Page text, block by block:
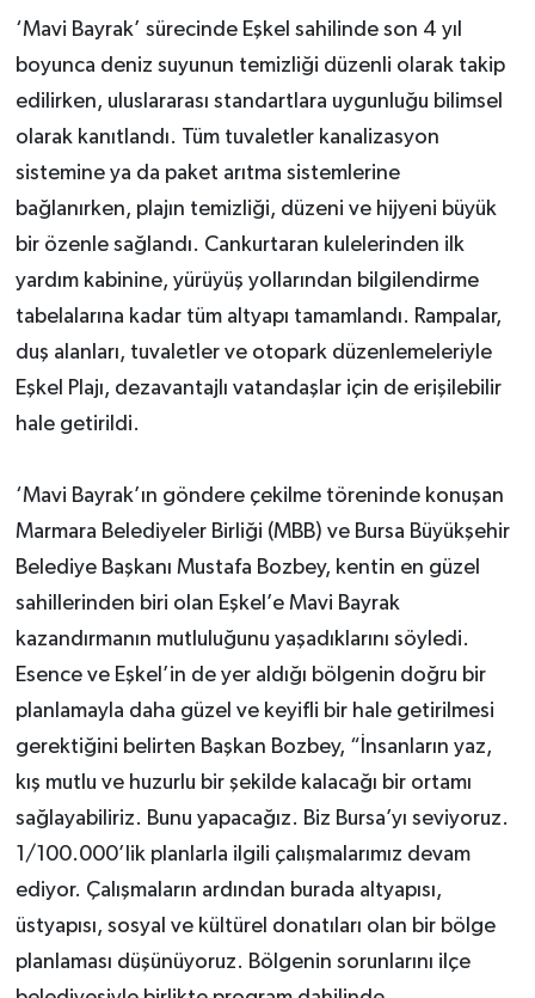
‘Mavi Bayrak’ sürecinde Eşkel sahilinde son 4 yıl
boyunca deniz suyunun temizliği düzenli olarak takip
edilirken, uluslararası standartlara uygunluğu bilimsel
olarak kanıtlandı. Tüm tuvaletler kanalizasyon
sistemine ya da paket arıtma sistemlerine
bağlanırken, plajın temizliği, düzeni ve hijyeni büyük
bir özenle sağlandı. Cankurtaran kulelerinden ilk
yardım kabinine, yürüyüş yollarından bilgilendirme
tabelalarına kadar tüm altyapı tamamlandı. Rampalar,
duş alanları, tuvaletler ve otopark düzenlemeleriyle
Eşkel Plajı, dezavantajlı vatandaşlar için de erişilebilir
hale getirildi.
‘Mavi Bayrak’ın göndere çekilme töreninde konuşan
Marmara Belediyeler Birliği (MBB) ve Bursa Büyükşehir
Belediye Başkanı Mustafa Bozbey, kentin en güzel
sahillerinden biri olan Eşkel’e Mavi Bayrak
kazandırmanın mutluluğunu yaşadıklarını söyledi.
Esence ve Eşkel’in de yer aldığı bölgenin doğru bir
planlamayla daha güzel ve keyifli bir hale getirilmesi
gerektiğini belirten Başkan Bozbey, “İnsanların yaz,
kış mutlu ve huzurlu bir şekilde kalacağı bir ortamı
sağlayabiliriz. Bunu yapacağız. Biz Bursa’yı seviyoruz.
1/100.000’lik planlarla ilgili çalışmalarımız devam
ediyor. Çalışmaların ardından burada altyapısı,
üstyapısı, sosyal ve kültürel donatıları olan bir bölge
planlaması düşünüyoruz. Bölgenin sorunlarını ilçe